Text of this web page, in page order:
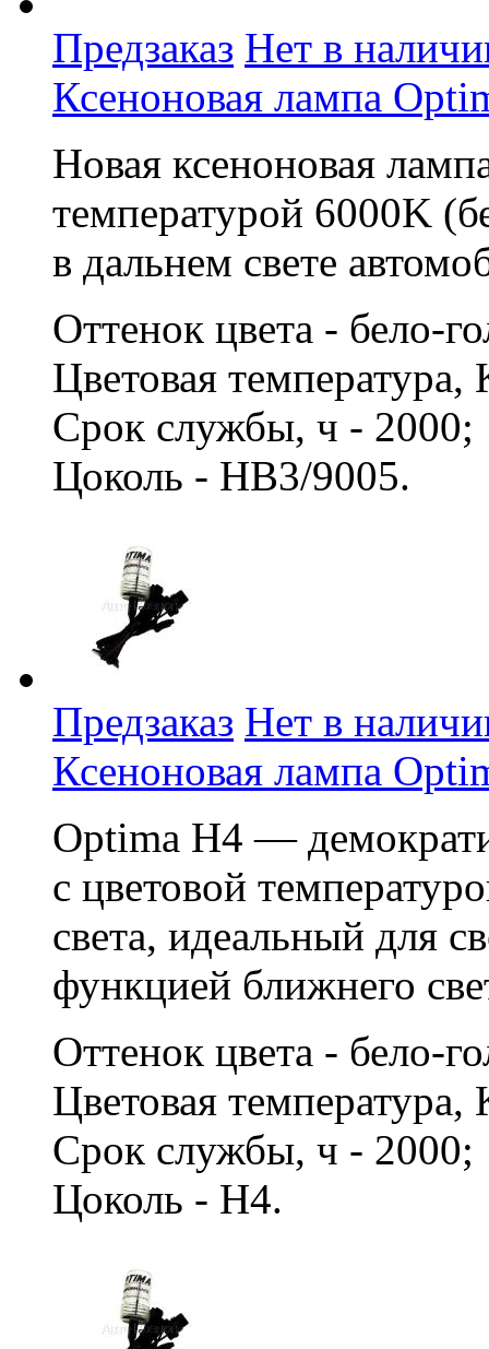
Предзаказ Нет в
Ксеноновая лампа
Новая ксеноновая
температурой 6000K
в дальнем свете
Оттенок цвета - бело-
Цветовая
Срок службы, ч -
Цоколь - HB3/9005.
Предзаказ Нет в
Ксеноновая лампа
Optima H4 —
с цветовой
света, идеальный для
функцией ближнего
Оттенок цвета - бело-
Цветовая
Срок службы, ч -
Цоколь - H4.